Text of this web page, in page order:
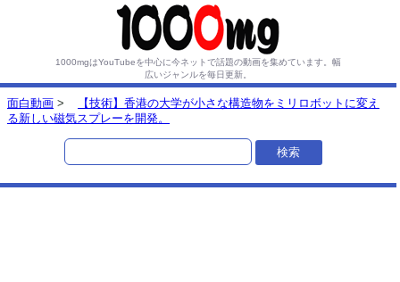
1000mgはYouTubeを中心に今ネットで話題の動画を集めています。 幅
広いジャンルを毎日更新。
面白動画 >
【技術】香港の大学が小さな構造物をミリロボットに変え
る新しい磁気スプレーを開発。